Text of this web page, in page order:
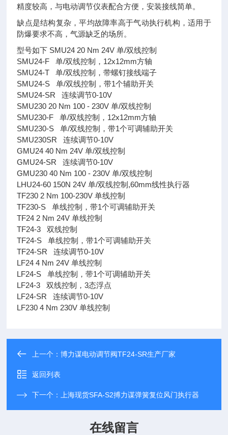
精度较高，与电动调节仪表配合方便，安装接线简单。
缺点是结构复杂，平均故障率高于气动执行机构，适用于
防爆要求不高，气源缺乏的场所。
型号如下 SMU24 20 Nm 24V 单/双线控制
SMU24-F 单/双线控制，12x12mm方轴
SMU24-T 单/双线控制，带螺钉接线端子
SMU24-S 单/双线控制，带1个辅助开关
SMU24-SR 连续调节0-10V
SMU230 20 Nm 100 - 230V 单/双线控制
SMU230-F 单/双线控制，12x12mm方轴
SMU230-S 单/双线控制，带1个可调辅助开关
SMU230SR 连续调节0-10V
GMU24 40 Nm 24V 单/双线控制
GMU24-SR 连续调节0-10V
GMU230 40 Nm 100 - 230V 单/双线控制
LHU24-60 150N 24V 单/双线控制,60mm线性执行器
TF230 2 Nm 100-230V 单线控制
TF230-S 单线控制，带1个可调辅助开关
TF24 2 Nm 24V 单线控制
TF24-3 双线控制
TF24-S 单线控制，带1个可调辅助开关
TF24-SR 连续调节0-10V
LF24 4 Nm 24V 单线控制
LF24-S 单线控制，带1个可调辅助开关
LF24-3 双线控制，3态浮点
LF24-SR 连续调节0-10V
LF230 4 Nm 230V 单线控制
上一个：博力谋电动调节阀TF24-SR生产厂家
返回列表
下一个： 上海现货SFA-S2搏力谋弹簧复位风门执行器
在线留言